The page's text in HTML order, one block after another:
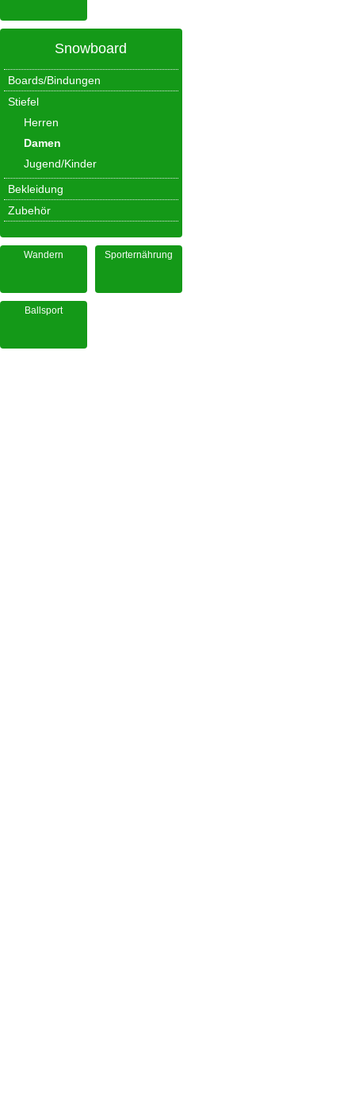
Snowboard
Boards/Bindungen
Stiefel
Herren
Damen
Jugend/Kinder
Bekleidung
Zubehör
Wandern Sporternährung
Ballsport